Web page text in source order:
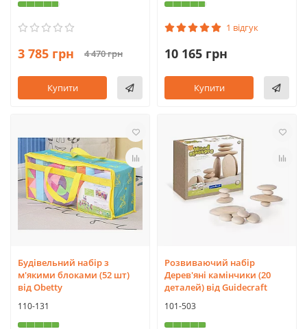
3 785 грн 4 470 грн
Купити
1 відгук
10 165 грн
Купити
Будівельний набір з
м'якими блоками (52 шт)
від Obetty
110-131
Розвиваючий набір
Дерев'яні камінчики (20
деталей) від Guidecraft
101-503